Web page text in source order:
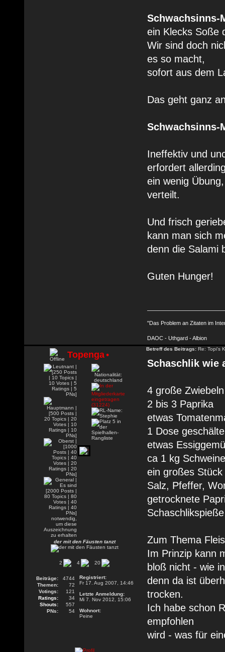
Schwachsinns-
ein Klecks Soße
Wir sind doch
es so macht,
sofort aus dem
Das geht ganz
Schwachsinns-
Ineffektiv und
erfordert
ein wenig
verteilt.
Und frisch
kann man sich
denn die Salami
Guten Hunger!
"Das Problem an Zitaten im
DAOC - Uthgard - Albion
Topenga•
der mit den Fäusten tanzt
2 4 20
Beiträge:
4744
Themen:
72
Votings:
121
Ratings:
34
Shouts:
557
PNs:
54
Registriert:
Fr 17. Aug 2007, 14:46
Letzte Anmeldung:
Mi 7. Nov 2012, 15:06
Wohnort:
Peine
Betreff des Beitrags: Re: Topi's
Schaschlik wie
4 große Zwiebeln
2 bis 3 Paprika
etwas
1 Dose
etwas
ca 1 kg
ein großes Stück
Salz, Pfeffer,
getrocknete
Schaschlikspieße
Zum Thema
Im Prinzip kann
bloß nicht - wie
denn da ist
trocken.
Ich habe schon
empfohlen
wird - was für